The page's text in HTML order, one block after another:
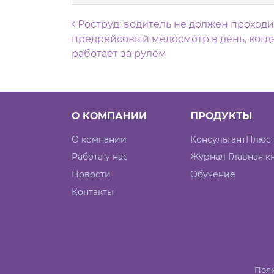
Навигация по
Роструд: водитель не должен
предрейсовый медосмотр в день,
работает за рулем
О КОМПАНИИ
О компании
Работа у нас
Новости
Контакты
ПРОДУКТЫ
КонсультантПлюс
Журнал Главная
Обучение